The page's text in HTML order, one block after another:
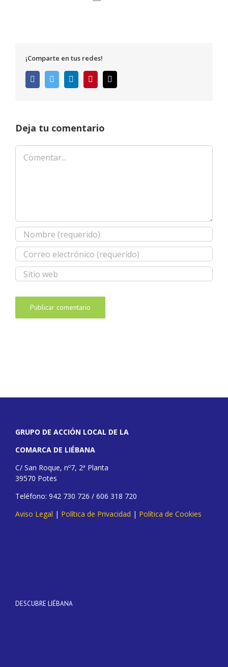
¡Comparte en tus redes!
FacebookTwitter LinkedInPinterest
electrónico
Deja tu comentario
Comentar
GRUPO DE ACCIÓN LOCAL DE LA
COMARCA DE LIÉBANA
C/ San Roque, nº7, 2ª Planta
39570 Potes
Teléfono: 942 730 726 / 606 318 720
Aviso Legal | Política de Privacidad | Política de Cookies
DESCUBRE LIÉBANA